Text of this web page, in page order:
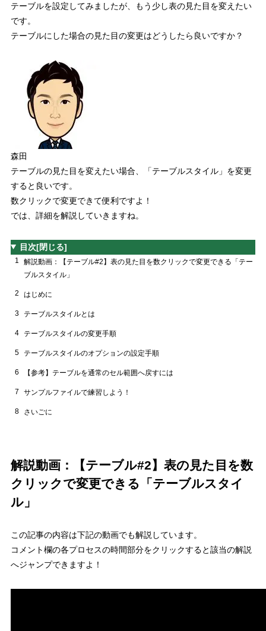
テーブルを設定してみましたが、もう少し表の見た目を変えたい
です。
テーブルにした場合の見た目の変更はどうしたら良いですか？
森田
テーブルの見た目を変えたい場合、
「テーブルスタイル」 を変更
すると良いです。
数クリックで変更できて便利ですよ！
では、詳細を解説していきますね。
目次[閉じる]
1
解説動画：【テーブル#2】表の見た目を数クリックで変更できる「テー
ブルスタイル」
2 はじめに
3 テーブルスタイルとは
4 テーブルスタイルの変更手順
5 テーブルスタイルのオプションの設定手順
6 【参考】テーブルを通常のセル範囲へ戻すには
7 サンプルファイルで練習しよう！
8 さいごに
解説動画：【テーブル#2】表の見た目を数
クリックで変更できる「テーブルスタイ
ル」
この記事の内容は下記の動画でも解説しています。
コメント欄の各プロセスの時間部分をクリックすると該当の解説
へジャンプできますよ！